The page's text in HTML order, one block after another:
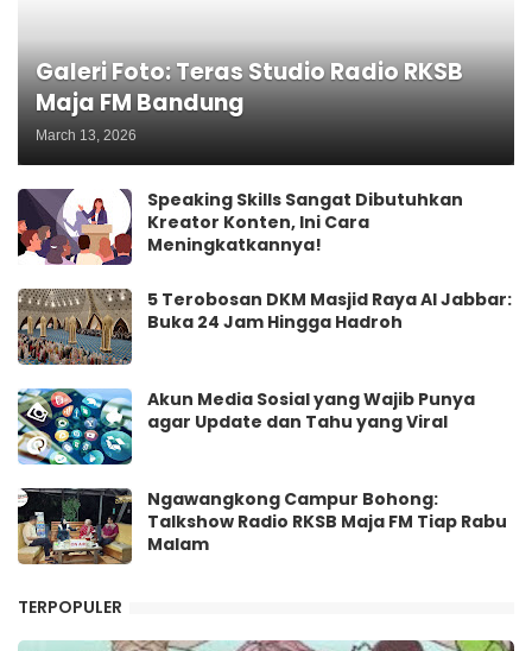
Galeri Foto: Teras Studio Radio RKSB
Maja FM Bandung
March 13, 2026
Speaking Skills Sangat Dibutuhkan
Kreator Konten, Ini Cara
Meningkatkannya!
5 Terobosan DKM Masjid Raya Al Jabbar:
Buka 24 Jam Hingga Hadroh
Akun Media Sosial yang Wajib Punya
agar Update dan Tahu yang Viral
Ngawangkong Campur Bohong:
Talkshow Radio RKSB Maja FM Tiap Rabu
Malam
TERPOPULER